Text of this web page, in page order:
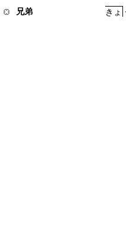
兄弟 き ょ